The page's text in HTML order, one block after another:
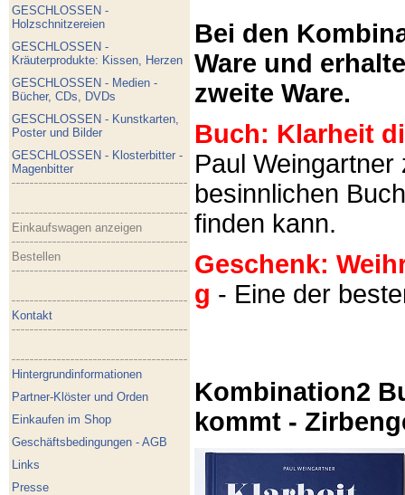
GESCHLOSSEN -
Holzschnitzereien
GESCHLOSSEN -
Kräuterprodukte: Kissen, Herzen
GESCHLOSSEN - Medien -
Bücher, CDs, DVDs
GESCHLOSSEN - Kunstkarten,
Poster und Bilder
GESCHLOSSEN - Klosterbitter -
Magenbitter
Einkaufswagen anzeigen
Bestellen
Kontakt
Hintergrundinformationen
Partner-Klöster und Orden
Einkaufen im Shop
Geschäftsbedingungen - AGB
Links
Presse
Bei den
Ware und
zweite Ware.
Buch: Klarheit
Paul
besinnlichen
finden kann.
Geschenk:
g - Eine der
Kombination2
kommt -